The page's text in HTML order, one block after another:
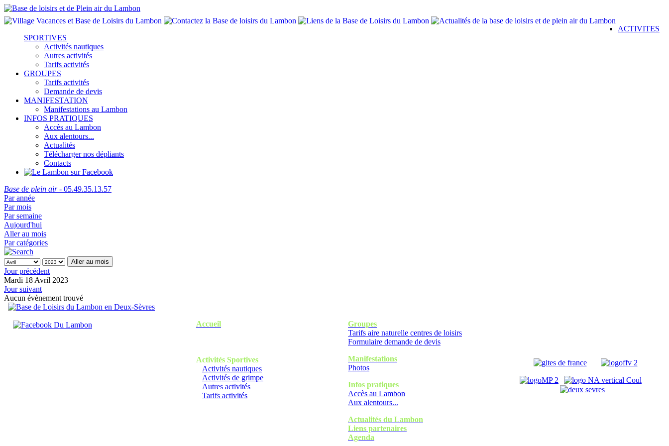
ACTIVITES
SPORTIVES
Activités nautiques
Autres activités
Tarifs activités
GROUPES
Tarifs activités
Demande de devis
MANIFESTATION
Manifestations au Lambon
INFOS PRATIQUES
Accès au Lambon
Aux alentours...
Actualités
Télécharger nos dépliants
Contacts
Base de plein air- 05.49.35.13.57
Par année
Par mois
Par semaine
Aujourd'hui
Aller au mois
Par catégories
Aller au mois
Jour précédent
Mardi 18 Avril 2023
Jour suivant
Aucun évènement trouvé
Accueil
Activités Sportives
Activités nautiques
Activités de grimpe
Autres activités
Tarifs activités
Groupes
Tarifs aire naturelle centres de loisirs
Formulaire demande de devis
Manifestations
Photos
Infos pratiques
Accès au Lambon
Aux alentours...
Actualités du Lambon
Liens partenaires
Agenda